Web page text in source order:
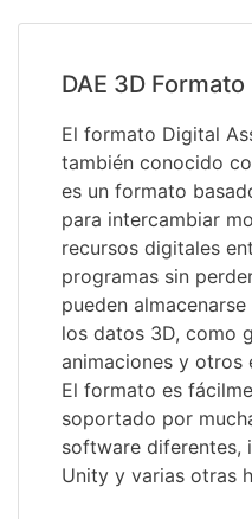
DAE 3D Formato
El formato Digital
también conocido
es un formato
para intercambiar
recursos digitales
programas sin
pueden
los datos 3D, como
animaciones y otros
El formato es
soportado por
software diferentes,
Unity y varias otras